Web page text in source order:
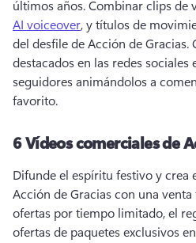
últimos años. Combinar clips de
AI voiceover, y títulos de
del desfile de Acción de Gracias.
destacados en las redes sociales
seguidores animándolos a
favorito.
6Vídeos comerciales de
Difunde el espíritu festivo y crea
Acción de Gracias con una venta
ofertas por tiempo limitado, el
ofertas de paquetes exclusivos